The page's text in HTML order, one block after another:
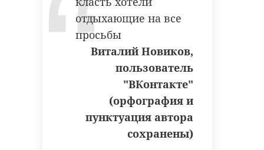
отдыхающие на все
просьбы
Виталий Новиков,
пользователь
"ВКонтакте"
(орфография и
пунктуация автора
сохранены)